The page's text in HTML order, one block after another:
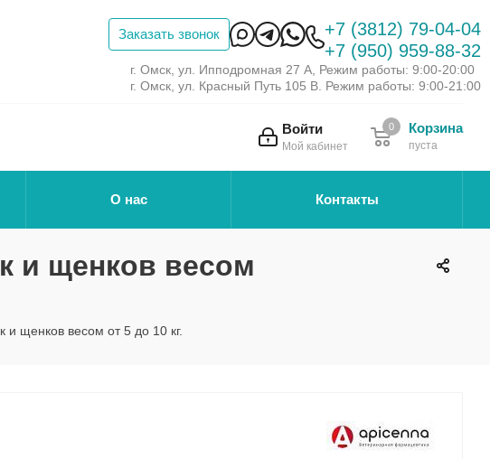
Заказать звонок
+7 (3812) 79-04-04
+7 (950) 959-88-32
г. Омск, ул. Ипподромная 27 А, Режим работы: 9:00-20:00
г. Омск, ул. Красный Путь 105 В. Режим работы: 9:00-21:00
Войти
Мой кабинет
Корзина
пуста
0
О нас Контакты
и щенков весом
щенков весом от 5 до 10 кг.